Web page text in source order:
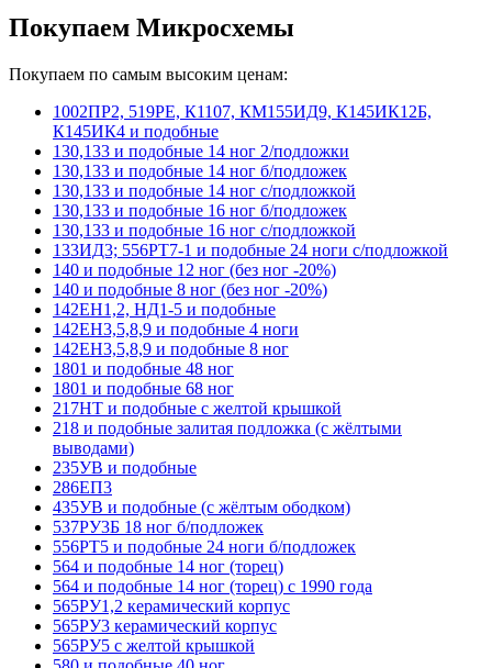
Покупаем Микросхемы
Покупаем по самым высоким ценам:
1002ПР2, 519РЕ, К1107, КМ155ИД9, К145ИК12Б,
К145ИК4 и подобные
130,133 и подобные 14 ног 2/подложки
130,133 и подобные 14 ног б/подложек
130,133 и подобные 14 ног с/подложкой
130,133 и подобные 16 ног б/подложек
130,133 и подобные 16 ног с/подложкой
133ИД3; 556РТ7-1 и подобные 24 ноги с/подложкой
140 и подобные 12 ног (без ног -20%)
140 и подобные 8 ног (без ног -20%)
142ЕН1,2, НД1-5 и подобные
142ЕН3,5,8,9 и подобные 4 ноги
142ЕН3,5,8,9 и подобные 8 ног
1801 и подобные 48 ног
1801 и подобные 68 ног
217НТ и подобные с желтой крышкой
218 и подобные залитая подложка (с жёлтыми
выводами)
235УВ и подобные
286ЕП3
435УВ и подобные (с жёлтым ободком)
537РУ3Б 18 ног б/подложек
556РТ5 и подобные 24 ноги б/подложек
564 и подобные 14 ног (торец)
564 и подобные 14 ног (торец) с 1990 года
565РУ1,2 керамический корпус
565РУ3 керамический корпус
565РУ5 с желтой крышкой